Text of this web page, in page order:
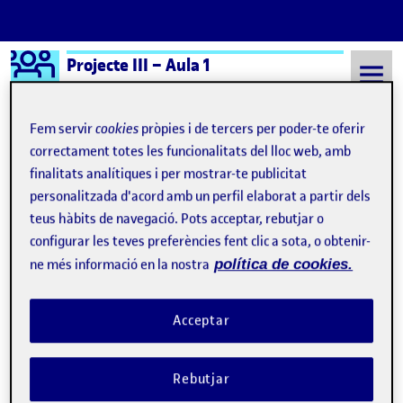
Saltar al contingut
Logo Ágora
Projecte III – Aula 1
Semestre 20241 - Aula 1 Género como sustantivación engañosa
Género como
sustantivación engañosa
La biografía como Historia
Úrsula Bischofberger Valdes
Bischofberger U (2024) Borrador de diagrama sobre la biografía
como Historia humana (Dibujo en A3 con lápices, rotuladores y
Fem servircookies pròpies i de tercers per poder-te oferir
correctament totes les funcionalitats del lloc web, amb
finalitats analítiques i per mostrar-te publicitat
personalitzada d'acord amb un perfil elaborat a partir dels
teus hàbits de navegació. Pots acceptar, rebutjar o
configurar les teves preferències fent clic a sota, o obtenir-
ne més informació en la nostra política de cookies.
Rebutjar
Acceptar